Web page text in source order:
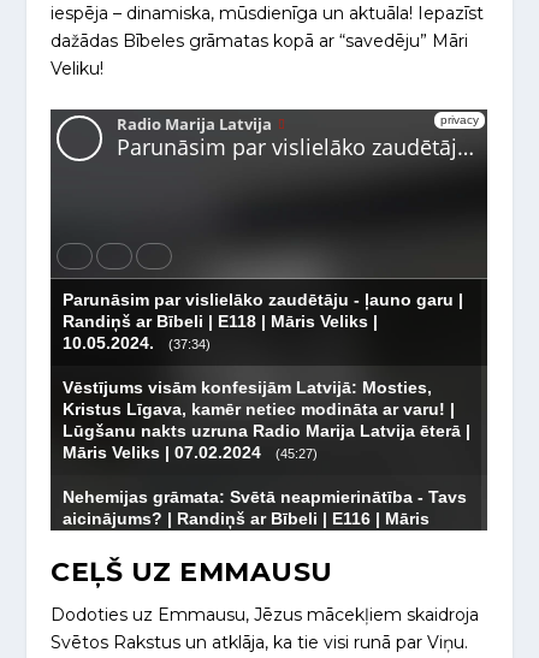
iespēja – dinamiska, mūsdienīga un aktuāla! Iepazīst
dažādas Bībeles grāmatas kopā ar “savedēju” Māri
Veliku!
CEĻŠ UZ EMMAUSU
Dodoties uz Emmausu, Jēzus mācekļiem skaidroja
Svētos Rakstus un atklāja, ka tie visi runā par Viņu.